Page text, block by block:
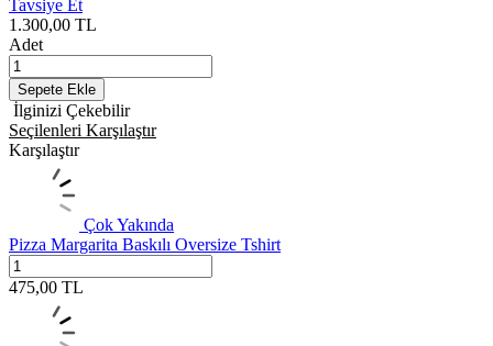
Tavsiye Et
1.300,00 TL
Adet
Sepete Ekle
İlginizi Çekebilir
Seçilenleri Karşılaştır
Karşılaştır
Çok Yakında
Pizza Margarita Baskılı Oversize Tshirt
475,00 TL